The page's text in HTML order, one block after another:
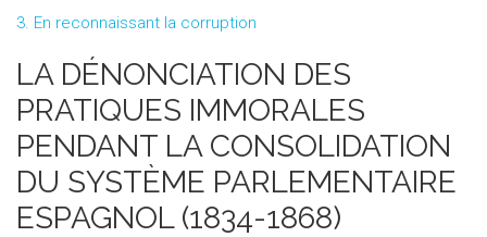
3. En reconnaissant la corruption
LA DÉNONCIATION DES
PRATIQUES IMMORALES
PENDANT LA CONSOLIDATION
DU SYSTÈME PARLEMENTAIRE
ESPAGNOL (1834-1868)